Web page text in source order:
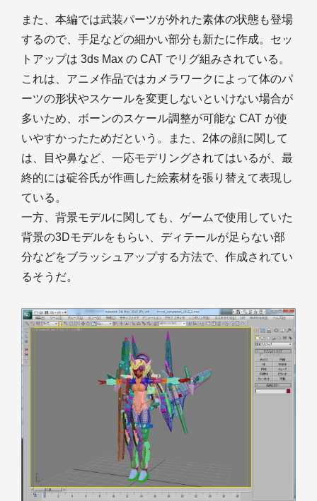
また、本編では武装パーツが外れた素体の状態も登場
するので、手足などの細かい部分も新たに作成。セッ
トアップは 3ds Max の CAT でリグ組みされている。
これは、アニメ作品ではカメラワークによって体のパ
ーツの形状やスケールを変更しないといけない場合が
多いため、ボーンのスケール調整が可能な CAT が使
いやすかったためだという。また、2体の顔に関して
は、目や鼻など、一応モデリングされてはいるが、最
終的には碇谷氏が作画した絵素材を張り替えて表現し
ている。
一方、背景モデルに関しても、ゲームで使用していた
背景の3Dモデルをもらい、ディテールが足らない部
分などをブラッシュアップする方法で、作成されてい
るそうだ。